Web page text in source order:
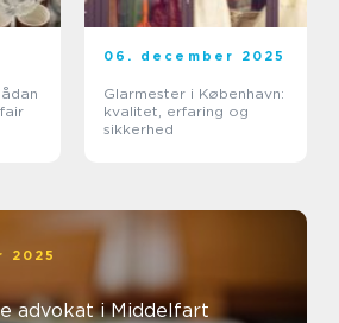
06. december 2025
Glarmester i København:
kvalitet, erfaring og
sikkerhed
2025
advokat i Middelfart